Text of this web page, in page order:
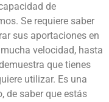
de
Se requiere saber
sus aportaciones en
velocidad, hasta
que tienes
utilizar. Es una
de saber que estás